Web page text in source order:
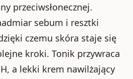
przeciwsłonecznej.
sebum i resztki
czemu skóra staje się
kroki. Tonik przywraca
a lekki krem nawilżający